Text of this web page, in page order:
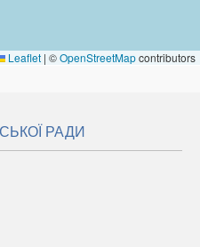
Leaflet | ©OpenStreetMapcontributors
РАДИ